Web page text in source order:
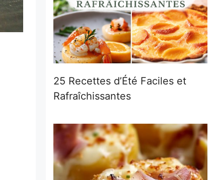
25 Recettes d’Été Faciles et
Rafraîchissantes